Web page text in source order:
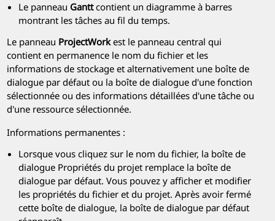
Le panneau Ganttcontient un diagramme à barres
montrant les tâches au fil du temps.
Le panneau ProjectWorkest le panneau central qui
contient en permanence le nom du fichier et les
informations de stockage et alternativement une boîte de
dialogue par défaut ou la boîte de dialogue d'une fonction
sélectionnée ou des informations détaillées d'une tâche ou
d'une ressource sélectionnée.
Informations permanentes :
Lorsque vous cliquez sur le nom du fichier, la boîte de
dialogue Propriétés du projet remplace la boîte de
dialogue par défaut. Vous pouvez y afficher et modifier
les propriétés du fichier et du projet. Après avoir fermé
cette boîte de dialogue, la boîte de dialogue par défaut